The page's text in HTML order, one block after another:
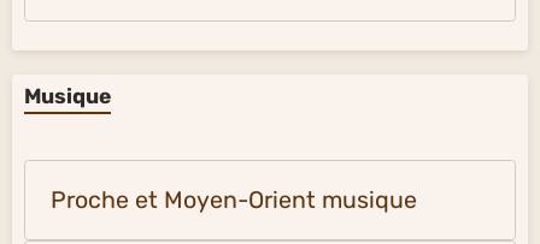
Musique
Proche et Moyen-Orient musique